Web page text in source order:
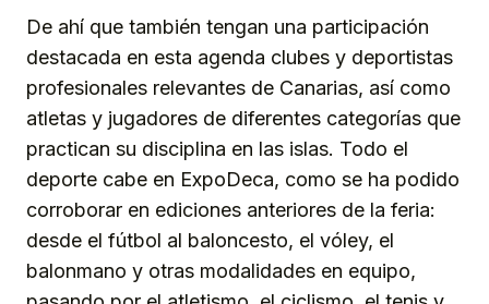
De ahí que también tengan una participación
destacada en esta agenda clubes y deportistas
profesionales relevantes de Canarias, así como
atletas y jugadores de diferentes categorías que
practican su disciplina en las islas. Todo el
deporte cabe en ExpoDeca, como se ha podido
corroborar en ediciones anteriores de la feria:
desde el fútbol al baloncesto, el vóley, el
balonmano y otras modalidades en equipo,